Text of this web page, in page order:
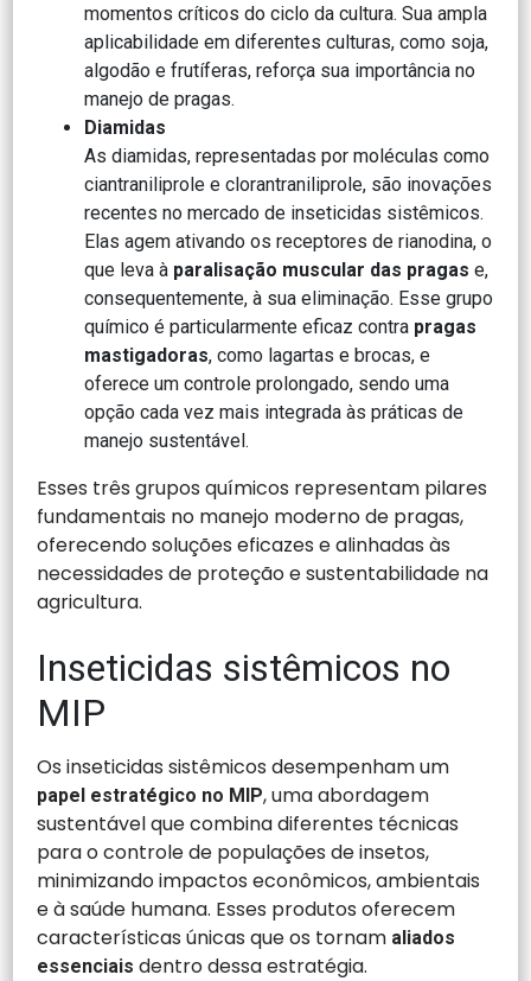
momentos críticos do ciclo da cultura. Sua ampla
aplicabilidade em diferentes culturas, como soja,
algodão e frutíferas, reforça sua importância no
manejo de pragas.
Diamidas
As diamidas, representadas por moléculas como
ciantraniliprole e clorantraniliprole, são inovações
recentes no mercado de inseticidas sistêmicos.
Elas agem ativando os receptores de rianodina, o
que leva à paralisação muscular das pragase,
consequentemente, à sua eliminação. Esse grupo
químico é particularmente eficaz contra pragas
mastigadoras, como lagartas e brocas, e
oferece um controle prolongado, sendo uma
opção cada vez mais integrada às práticas de
manejo sustentável.
Esses três grupos químicos representam pilares
fundamentais no manejo moderno de pragas,
oferecendo soluções eficazes e alinhadas às
necessidades de proteção e sustentabilidade na
agricultura.
Inseticidas sistêmicos no
MIP
Os inseticidas sistêmicos desempenham um
papel estratégico no MIP, uma abordagem
sustentável que combina diferentes técnicas
para o controle de populações de insetos,
minimizando impactos econômicos, ambientais
e à saúde humana. Esses produtos oferecem
características únicas que os tornam aliados
essenciais dentro dessa estratégia.